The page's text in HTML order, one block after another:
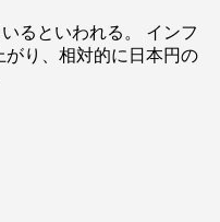
るといわれる。 インフ
がり、相対的に日本円の